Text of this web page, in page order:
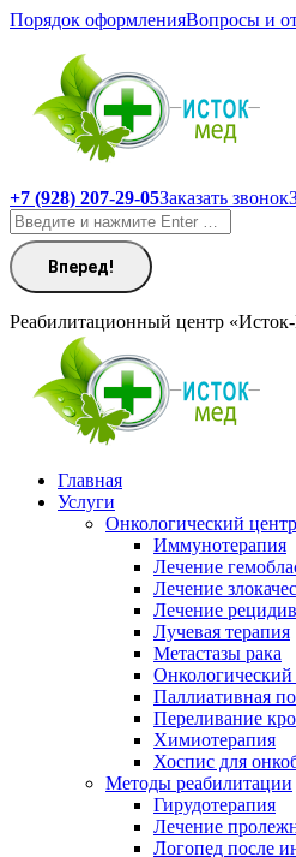
Перейти
содержанию
Порядок оформленияВопросы и
+7 (928) 207-29-05Заказать звонок
Поиск:
Реабилитационный центр
Главная
Услуги
Онкологический центр
Иммунотерапия
Лечение
Лечение
Лечение
Лучевая терапия
Метастазы рака
Онкологический
Паллиативная
Переливание
Химиотерапия
Хоспис для
Методы реабилитации
Гирудотерапия
Лечение
Логопед после